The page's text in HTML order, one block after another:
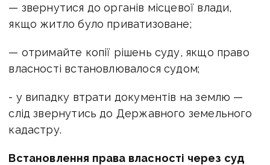
— звернутися до органів місцевої влади,
якщо житлобуло приватизоване;
— отримайте копії рішень суду, якщо право
власності встановлювалося судом;
- у випадку втрати документів на землю —
слідзвернутись до Державного земельного
кадастру.
Встановлення права власності через суд